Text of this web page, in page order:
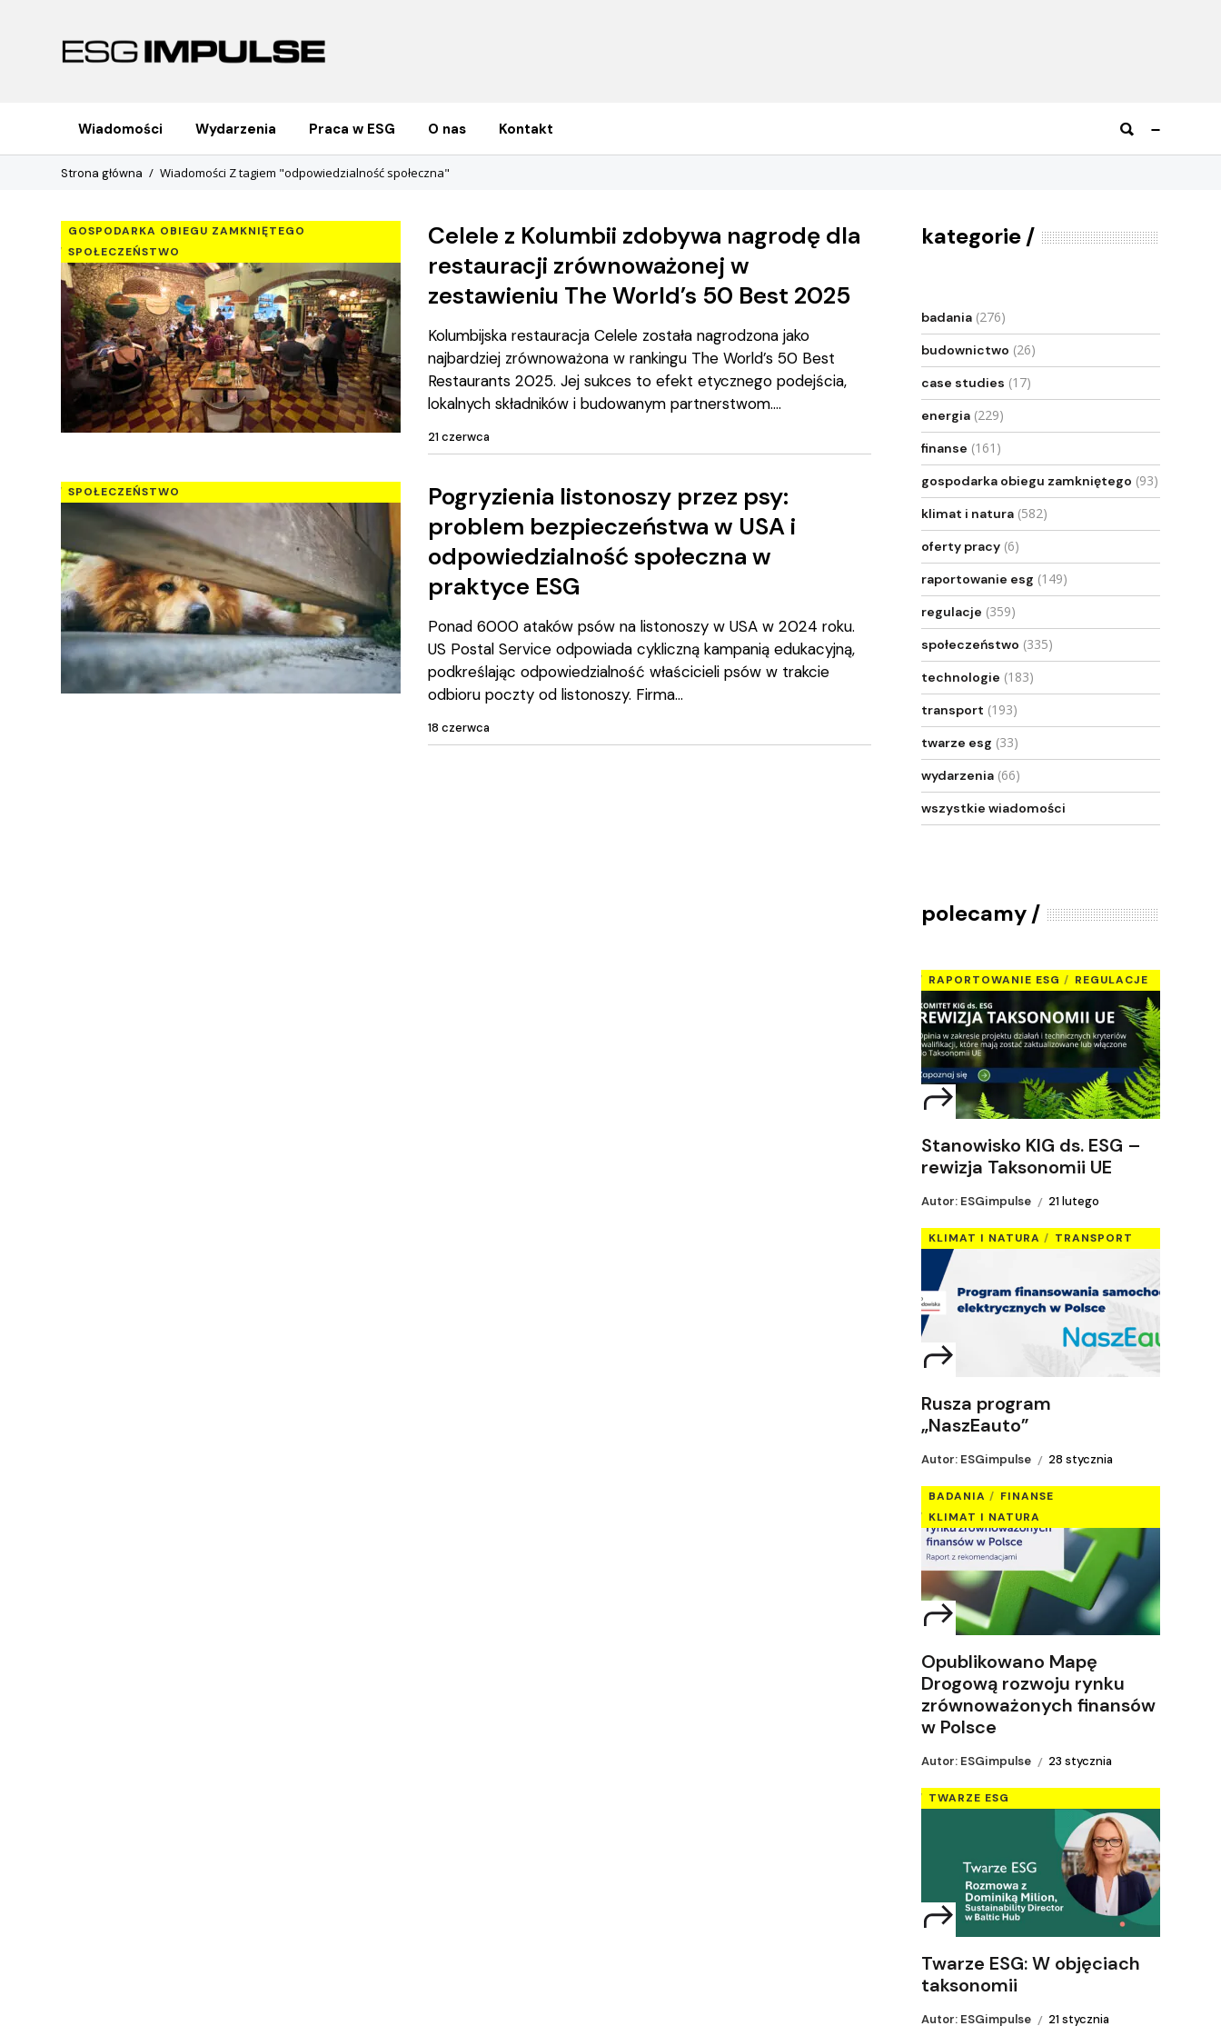
Wiadomości Wydarzenia Praca w ESG O nas Kontakt
Strona główna Wiadomości Z tagiem "odpowiedzialność społeczna"
GOSPODARKA OBIEGU ZAMKNIĘTEGO
SPOŁECZEŃSTWO
Celele z Kolumbii zdobywa nagrodę dla
restauracji zrównoważonej w
zestawieniu The World’s 50 Best 2025
Kolumbijska restauracja Celele została nagrodzona jako
najbardziej zrównoważona w rankingu The World’s 50 Best
Restaurants 2025. Jej sukces to efekt etycznego podejścia,
lokalnych składników i budowanym partnerstwom.
21 czerwca
SPOŁECZEŃSTWO
Pogryzienia listonoszy przez psy:
problem bezpieczeństwa w USA i
odpowiedzialność społeczna w
praktyce ESG
Ponad 6000 ataków psów na listonoszy w USA w 2024 roku.
US Postal Service odpowiada cykliczną kampanią edukacyjną,
podkreślając odpowiedzialność właścicieli psów w trakcie
odbioru poczty od listonoszy. Firma
18 czerwca
kategorie
badania (276)
budownictwo (26)
case studies (17)
energia (229)
finanse (161)
gospodarka obiegu zamkniętego (93)
klimat i natura (582)
oferty pracy (6)
raportowanie esg (149)
regulacje (359)
społeczeństwo (335)
technologie (183)
transport (193)
twarze esg (33)
wydarzenia (66)
wszystkie wiadomości
polecamy
RAPORTOWANIE ESG REGULACJE
Stanowisko KIG ds. ESG –
rewizja Taksonomii UE
Autor: ESGimpulse 21 lutego
KLIMAT I NATURA TRANSPORT
Rusza program
„NaszEauto”
Autor: ESGimpulse 28 stycznia
BADANIA
FINANSE
KLIMAT I NATURA
Opublikowano Mapę
Drogową rozwoju rynku
zrównoważonych finansów
w Polsce
Autor: ESGimpulse 23 stycznia
TWARZE ESG
Twarze ESG: W objęciach
taksonomii
Autor: ESGimpulse 21 stycznia